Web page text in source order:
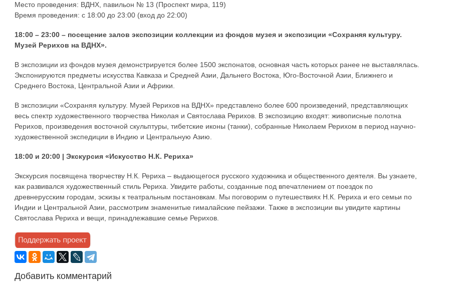
Место проведения: ВДНХ, павильон № 13 (Проспект мира, 119)
Время проведения: с 18:00 до 23:00 (вход до 22:00)
18:00 – 23:00 – посещение залов экспозиции коллекции из фондов музея и экспозиции «Сохраняя культуру.
Музей Рерихов на ВДНХ».
В экспозиции из фондов музея демонстрируется более 1500 экспонатов, основная часть которых ранее не выставлялась.
Экспонируются предметы искусства Кавказа и Средней Азии, Дальнего Востока, Юго-Восточной Азии, Ближнего и
Среднего Востока, Центральной Азии и Африки.
В экспозиции «Сохраняя культуру. Музей Рерихов на ВДНХ» представлено более 600 произведений, представляющих
весь спектр художественного творчества Николая и Святослава Рерихов. В экспозицию входят: живописные полотна
Рерихов, произведения восточной скульптуры, тибетские иконы (танки), собранные Николаем Рерихом в период научно-
художественной экспедиции в Индию и Центральную Азию.
18:00 и 20:00 | Экскурсия «Искусство Н.К. Рериха»
Экскурсия посвящена творчеству Н.К. Рериха – выдающегося русского художника и общественного деятеля. Вы узнаете,
как развивался художественный стиль Рериха. Увидите работы, созданные под впечатлением от поездок по
древнерусским городам, эскизы к театральным постановкам. Мы поговорим о путешествиях Н.К. Рериха и его семьи по
Индии и Центральной Азии, рассмотрим знаменитые гималайские пейзажи. Также в экспозиции вы увидите картины
Святослава Рериха и вещи, принадлежавшие семье Рерихов.
Добавить комментарий